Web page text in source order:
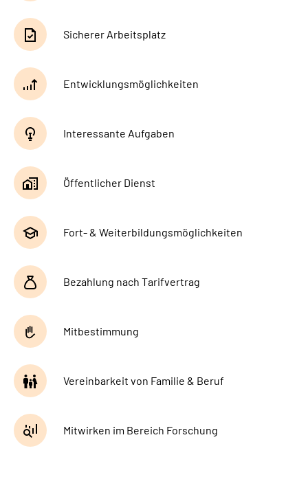
Sicherer Arbeitsplatz
Entwicklungsmöglichkeiten
Interessante Aufgaben
Öffentlicher Dienst
Fort- & Weiterbildungsmöglichkeiten
Bezahlung nach Tarifvertrag
Mitbestimmung
Vereinbarkeit von Familie & Beruf
Mitwirken im Bereich Forschung